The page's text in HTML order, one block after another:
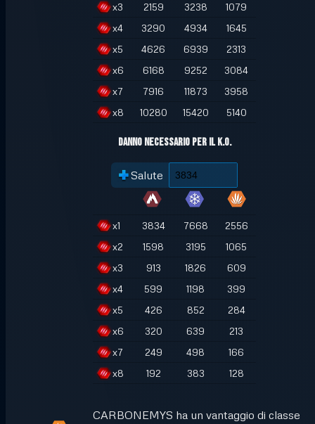
x3 2159 3238
1079
x4 3290 4934
1645
x5 4626 6939
2313
x6 6168 9252
3084
x7 7916 11873
3958
x8 10280 15420 5140
Danno necessario per il K.O.
Salute
x1 3834 7668
2556
x2 1598 3195
1065
x3 913 1826
609
x4 599 1198
399
x5 426 852
284
x6 320 639
213
x7 249 498
166
x8 192 383 128
CARBONEMYS ha un vantaggio di classe